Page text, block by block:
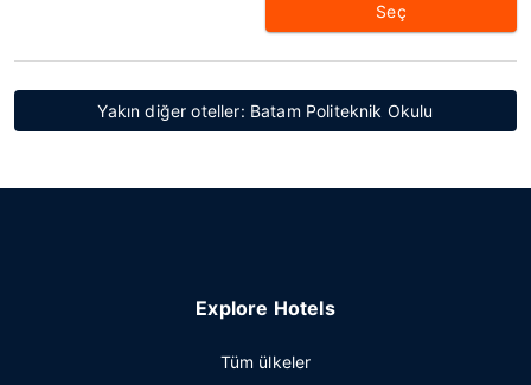
Seç
Yakın diğer oteller: Batam Politeknik Okulu
Explore Hotels
Tüm ülkeler